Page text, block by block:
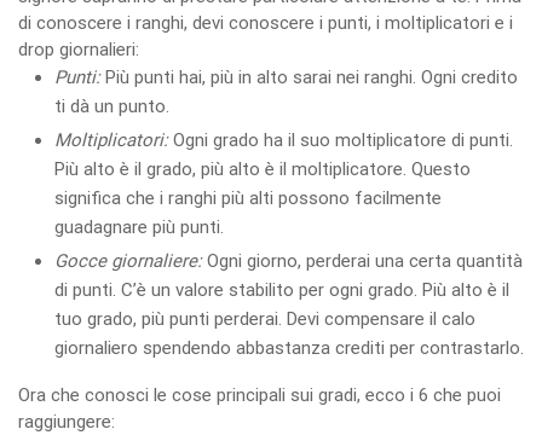
di conoscere i ranghi, devi conoscere i punti, i moltiplicatori e i
drop giornalieri:
Punti:Più punti hai, più in alto sarai nei ranghi. Ogni credito
ti dà un punto.
Moltiplicatori:Ogni grado ha il suo moltiplicatore di punti.
Più alto è il grado, più alto è il moltiplicatore. Questo
significa che i ranghi più alti possono facilmente
guadagnare più punti.
Gocce giornaliere:Ogni giorno, perderai una certa quantità
di punti. C’è un valore stabilito per ogni grado. Più alto è il
tuo grado, più punti perderai. Devi compensare il calo
giornaliero spendendo abbastanza crediti per contrastarlo.
Ora che conosci le cose principali sui gradi, ecco i 6 che puoi
raggiungere: